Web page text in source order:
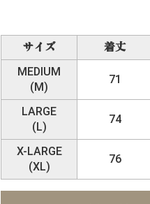
サイズ 着丈
MEDIUM
(M)
71
LARGE
(L)
74
X-LARGE
(XL)
76